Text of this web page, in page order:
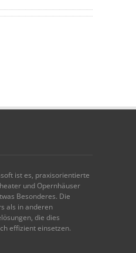
ist es, praxisorientierte
und Opernhäuser
Besonderes. Die
als in anderen
die dies
effizient einsetzen.